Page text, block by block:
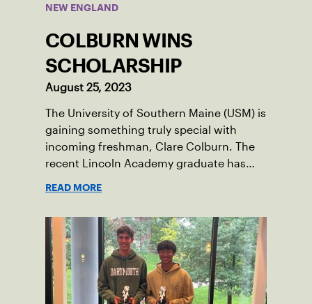
NEW ENGLAND
COLBURN WINS
SCHOLARSHIP
August 25, 2023
The University of Southern Maine (USM) is
gaining something truly special with
incoming freshman, Clare Colburn. The
recent Lincoln Academy graduate has
Damariscotta, ME and those around her
throughout her childhood.
READ MORE